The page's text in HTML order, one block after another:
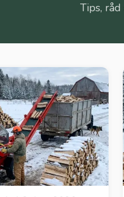
Tips,